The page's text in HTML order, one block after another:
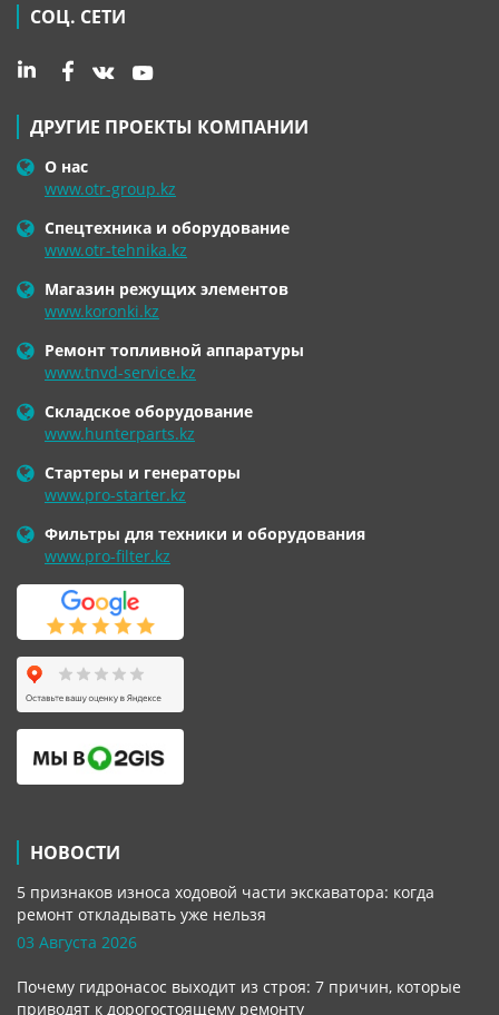
СОЦ. СЕТИ
ДРУГИЕ ПРОЕКТЫ КОМПАНИИ
О нас
www.otr-group.kz
Спецтехника и оборудование
www.otr-tehnika.kz
Магазин режущих элементов
www.koronki.kz
Ремонт топливной аппаратуры
www.tnvd-service.kz
Складское оборудование
www.hunterparts.kz
Стартеры и генераторы
www.pro-starter.kz
Фильтры для техники и оборудования
www.pro-filter.kz
НОВОСТИ
5 признаков износа ходовой части экскаватора: когда
ремонт откладывать уже нельзя
03 Августа 2026
Почему гидронасос выходит из строя: 7 причин, которые
приводят к дорогостоящему ремонту